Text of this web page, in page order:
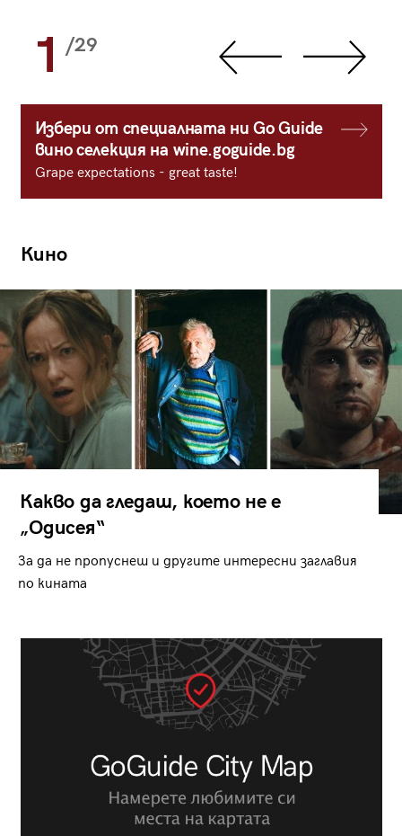
1 /29
Избери от специалната ни Go Guide
вино селекция на wine.goguide.bg
Grape expectations - great taste!
Кино
Какво да гледаш, което не е
„Одисея“
За да не пропуснеш и другите интересни заглавия
по кината